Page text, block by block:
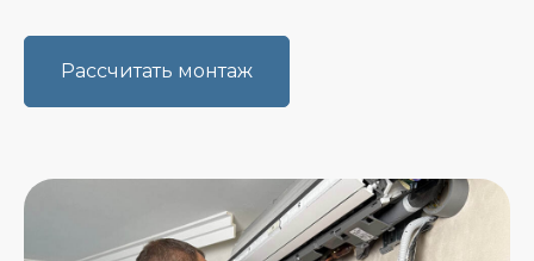
Рассчитать монтаж